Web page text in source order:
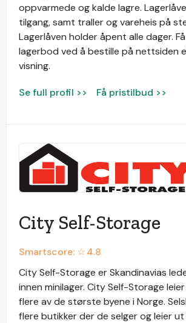
oppvarmede og kalde lagre.
tilgang, samt traller og vareheis på
Lagerlåven holder åpent alle dager.
lagerbod ved å bestille på nettsiden
visning.
Se full profil >> Få pristilbud >>
City Self-Storage
Smartscore: ☆4.8
City Self-Storage er Skandinavias
innen minilager. City Self-Storage
flere av de største byene i Norge.
flere butikker der de selger og leier